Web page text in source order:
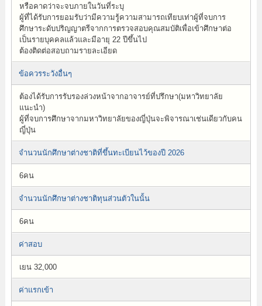
หรือคาดว่าจะจบภายในวันที่ระบุ
ผู้ที่ได้รับการยอมรับว่ามีความรู้ความสามารถเทียบเท่าผู้ที่จบการ
ศึกษาระดับปริญญาตรีจากการตรวจสอบคุณสมบัติเพื่อเข้าศึกษาต่อ
เป็นรายบุคคลแล้วและมีอายุ 22 ปีขึ้นไป
ต้องติดต่อสอบถามรายละเอียด
ข้อควรระวังอื่นๆ
ต้องได้รับการรับรองล่วงหน้าจากอาจารย์ที่ปรึกษา(มหาวิทยาลัย
แนะนำ)
ผู้ที่จบการศึกษาจากมหาวิทยาลัยของญี่ปุ่นจะพิจารณาเช่นเดียวกับคน
ญี่ปุ่น
จำนวนนักศึกษาต่างชาติที่ขึ้นทะเบียนไว้ของปี 2026
6คน
จำนวนนักศึกษาต่างชาติทุนส่วนตัวในนั้น
6คน
ค่าสอบ
เยน 32,000
ค่าแรกเข้า